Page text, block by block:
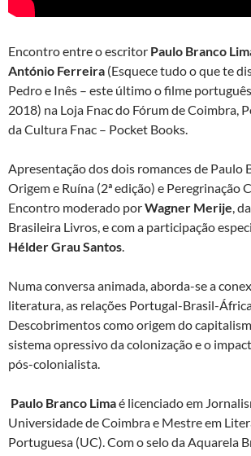
Encontro entre o escritor Paulo Branco
António Ferreira (Esquece tudo o que te
Pedro e Inês – este último o filme
2018) na Loja Fnac do Fórum de Coimbra,
da Cultura Fnac – Pocket Books.
Apresentação dos dois romances de Paulo
Origem e Ruína (2ª edição) e Peregrinação
Encontro moderado porWagner Merije,
Brasileira Livros, e com a participação
Hélder Grau Santos.
Numa conversa animada, aborda-se a
literatura, as relações Portugal-Brasil-
Descobrimentos como origem do
sistema opressivo da colonização e o
pós-colonialista.
Paulo Branco Limaé licenciado em
Universidade de Coimbra e Mestre em
Portuguesa (UC). Com o selo da Aquarela